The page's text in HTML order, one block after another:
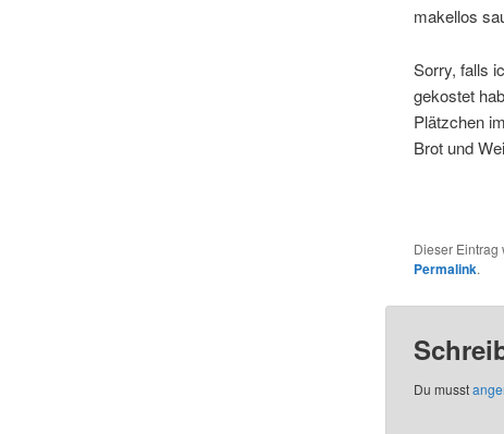
makellos
Sorry, falls
gekostet
Plätzchen im
Brot und
Dieser Eintrag
Permalink.
Du musst